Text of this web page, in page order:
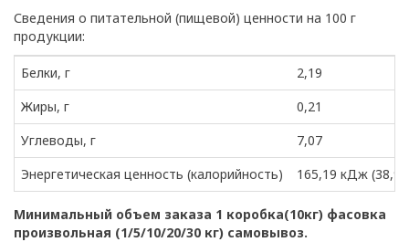
Сведения о питательной (пищевой) ценности на 100 г
продукции:
Белки, г
2,19
Жиры, г
0,21
Углеводы, г
7,07
Энергетическая ценность (калорийность)
165,19 кДж
Минимальный объем заказа 1 коробка(10кг) фасовка
произвольная (1/5/10/20/30 кг) самовывоз.